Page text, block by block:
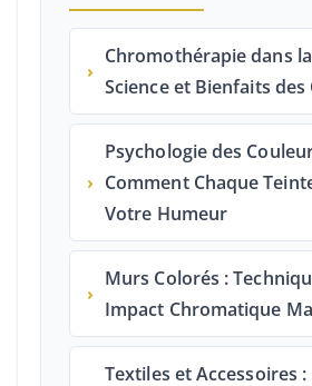
›
Chromothérapie dans
Science et Bienfaits des
›
Psychologie des
Comment Chaque
Votre Humeur
›
Murs Colorés :
Impact Chromatique
Textiles et Accessoires :